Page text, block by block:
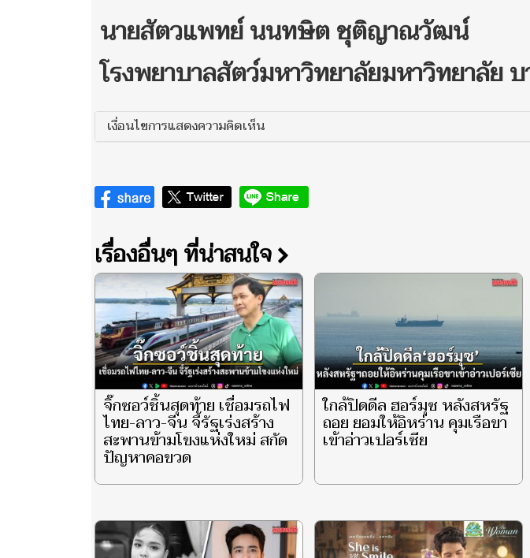
นายสัตวแพทย์ นนทษิต ชุติญาณวัฒน์
โรงพยาบาลสัตว์มหาวิทยาลัยมหาวิทยาลัย บ
เงื่อนไขการแสดงความคิดเห็น
เรื่องอื่นๆ ที่น่าสนใจ
จิ๊กซอว์ชิ้นสุดท้าย เชื่อมรถไฟ
ไทย-ลาว-จีน จี้รัฐเร่งสร้าง
สะพานข้ามโขงแห่งใหม่ สกัด
ปัญหาคอขวด
ใกล้ปิดดีล ฮอร์มุซ หลังสหรัฐ
ถอย ยอมให้อิหร่าน คุมเรือขา
เข้าอ่าวเปอร์เซีย